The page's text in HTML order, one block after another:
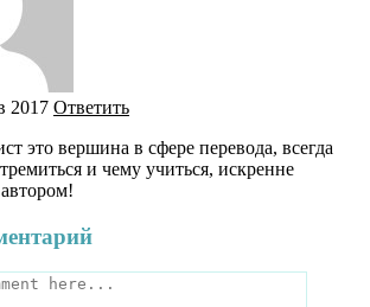
2017 Ответить
это вершина в сфере перевода, всегда
и чему учиться, искренне